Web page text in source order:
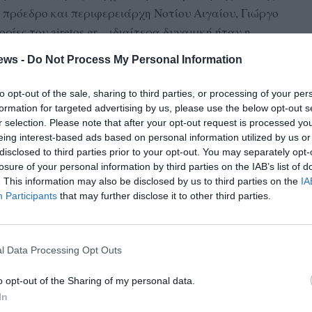
- Do Not Process My Personal Information
opt-out of the sale, sharing to third parties, or processing of your
for targeted advertising by us, please use the below opt-out
selection. Please note that after your opt-out request is processed
interest-based ads based on personal information utilized by us
to third parties prior to your opt-out. You may separately
of your personal information by third parties on the IAB’s list of
This information may also be disclosed by us to third parties on the
Participants that may further disclose it to other third parties.
Data Processing Opt Outs
opt-out of the Sharing of my personal data.
και περιφερειάρχη Νοτίου Αιγαίου, Γιώργο
του airetos.gr – ιδιαίτερα δυναμική ήταν η
Χαρδαλιά.
αλλά ζήτησε από το Σώμα να υπάρξει σκληρή
πρότεινε ακόμη και την υποβολή μηνύσεων για
κατά των συντακτών της σχετικής απόφασης της
εκδόθηκε πέρα από κάθε θεσμοθετημένη διαδικασία
αντιμετωπίζει τις προγραμματικές συμβάσεις των
Σύμφωνα με την ίδια θέση, ο συγκεκριμένος
θεσμικό ρόλο των Αναπτυξιακών και οδηγεί τεχνητά
οι Περιφέρειες εμφανίζονται αποφασισμένες να